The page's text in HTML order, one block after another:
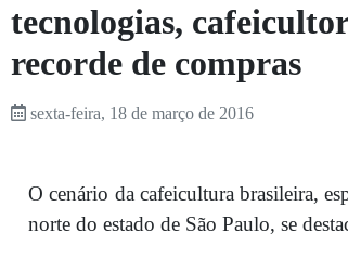
tecnologias,
recorde de compras
sexta-feira, 18 de março de 2016
O cenário da cafeicultura brasileira,
norte do estado de São Paulo, se